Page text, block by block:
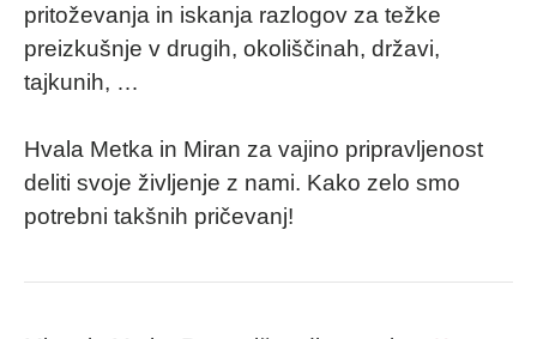
pritoževanja in iskanja razlogov za težke
preizkušnje v drugih, okoliščinah, državi,
tajkunih, …
Hvala Metka in Miran za vajino pripravljenost
deliti svoje življenje z nami. Kako zelo smo
potrebni takšnih pričevanj!